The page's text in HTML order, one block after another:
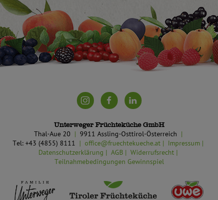
Unterweger Früchteküche GmbH
Thal-Aue 20
9911 Assling-Osttirol-Österreich
Tel: +43 (4855) 8111
office@fruechtekueche.at
Impressum
Datenschutzerklärung
AGB
Widerrufsrecht
Teilnahmebedingungen Gewinnspiel